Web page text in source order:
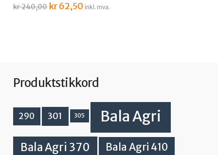
kr240,00 Opprinnelig
pris
kr62,50Nåværende
pris
inkl. mva.
Produktstikkord
290 301 305 Bala Agri
Bala Agri 370 Bala Agri 410